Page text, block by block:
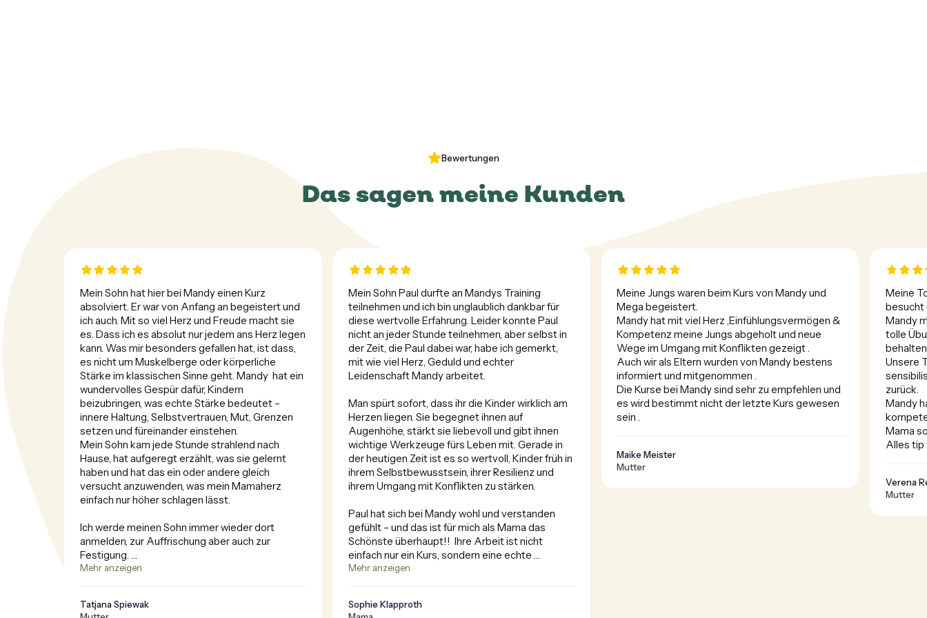
Bewertungen
Das sagen meine Kunden
Mein Sohn hat hier bei Mandy einen Kurz
absolviert. Er war von Anfang an begeistert und
ich auch. Mit so viel Herz und Freude macht sie
es. Dass ich es absolut nur jedem ans Herz legen
kann. Was mir besonders gefallen hat, ist dass,
es nicht um Muskelberge oder körperliche
Stärke im klassischen Sinne geht. Mandy  hat ein
wundervolles Gespür dafür, Kindern
beizubringen, was echte Stärke bedeutet –
innere Haltung, Selbstvertrauen, Mut, Grenzen
setzen und füreinander einstehen.
Mein Sohn kam jede Stunde strahlend nach
Hause, hat aufgeregt erzählt, was sie gelernt
haben und hat das ein oder andere gleich
versucht anzuwenden, was mein Mamaherz
einfach nur höher schlagen lässt.
Ich werde meinen Sohn immer wieder dort
anmelden, zur Auffrischung aber auch zur
Festigung.
Mehr anzeigen
Tatjana Spiewak
Mein Sohn Paul durfte an Mandys Training
teilnehmen und ich bin unglaublich dankbar für
diese wertvolle Erfahrung. Leider konnte Paul
nicht an jeder Stunde teilnehmen, aber selbst in
der Zeit, die Paul dabei war, habe ich gemerkt,
mit wie viel Herz, Geduld und echter
Leidenschaft Mandy arbeitet.
Man spürt sofort, dass ihr die Kinder wirklich am
Herzen liegen. Sie begegnet ihnen auf
Augenhöhe, stärkt sie liebevoll und gibt ihnen
wichtige Werkzeuge fürs Leben mit. Gerade in
der heutigen Zeit ist es so wertvoll, Kinder früh in
ihrem Selbstbewusstsein, ihrer Resilienz und
ihrem Umgang mit Konflikten zu stärken.
Paul hat sich bei Mandy wohl und verstanden
gefühlt – und das ist für mich als Mama das
Schönste überhaupt!!  Ihre Arbeit ist nicht
einfach nur ein Kurs, sondern eine echte
Bereicherung für Kinder und Familien.
Engagement, deine Wärme und deine wertvolle
Mehr anzeigen
Sophie Klapproth
Meine Jungs waren beim Kurs von Mandy und
Mega begeistert.
Mandy hat mit viel Herz ,Einfühlungsvermögen &
Kompetenz meine Jungs abgeholt und neue
Wege im Umgang mit Konflikten gezeigt .
Auch wir als Eltern wurden von Mandy bestens
informiert und mitgenommen .
Die Kurse bei Mandy sind sehr zu empfehlen und
es wird bestimmt nicht der letzte Kurs gewesen
sein .
Maike Meister
Mutter
Meine
besucht
Mandy
tolle
Unsere
zurück.
Mandy
Mama
Alles tip
Verena
Mutter